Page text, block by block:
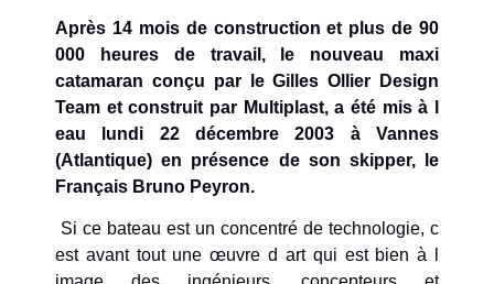
Après 14 mois de construction et plus de 90
000 heures de travail, le nouveau maxi
catamaran conçu par le Gilles Ollier Design
Team et construit par Multiplast, a été mis à l
eau lundi 22 décembre 2003 à Vannes
(Atlantique) en présence de son skipper, le
Français Bruno Peyron.
Si ce bateau est un concentré de technologie, c
est avant tout une œuvre d art qui est bien à l